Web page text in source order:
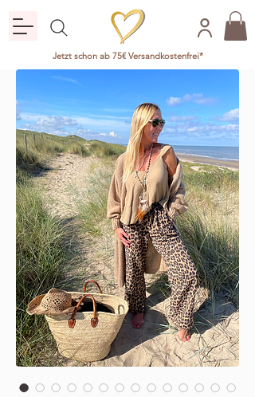
Jetzt schon ab 75€ Versandkostenfrei*